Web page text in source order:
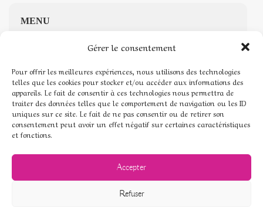
Gérer le consentement
Pour offrir les meilleures expériences, nous utilisons des technologies
telles que les cookies pour stocker et/ou accéder aux informations des
appareils. Le fait de consentir à ces technologies nous permettra de
traiter des données telles que le comportement de navigation ou les ID
uniques sur ce site. Le fait de ne pas consentir ou de retirer son
consentement peut avoir un effet négatif sur certaines caractéristiques
et fonctions.
Accepter
Refuser
MENU
Boutique de Pierres naturelles
Mon compte
Mentions légales
Conditions générales de vente
Politique de cookies (UE)